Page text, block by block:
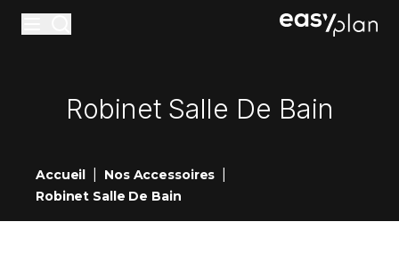
Accessoires
Réalisations
Robinet Salle De Bain
Accueil Nos Accessoires
Robinet Salle De Bain